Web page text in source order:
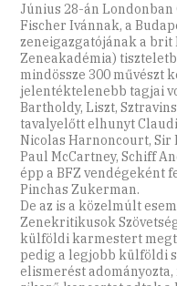
Június 28-án
Fischer Ivánnak, a
zeneigazgatójának a brit
Zeneakadémia)
mindössze 300 művészt
jelentéktelenebb tagjai
Bartholdy, Liszt,
tavalyelőtt elhunyt
Nicolas Harnoncourt, Sir
Paul McCartney, Schiff
épp a BFZ vendégeként
Pinchas Zukerman.
De az is a közelmúlt
Zenekritikusok
külföldi karmestert
pedig a legjobb külföldi
elismerést